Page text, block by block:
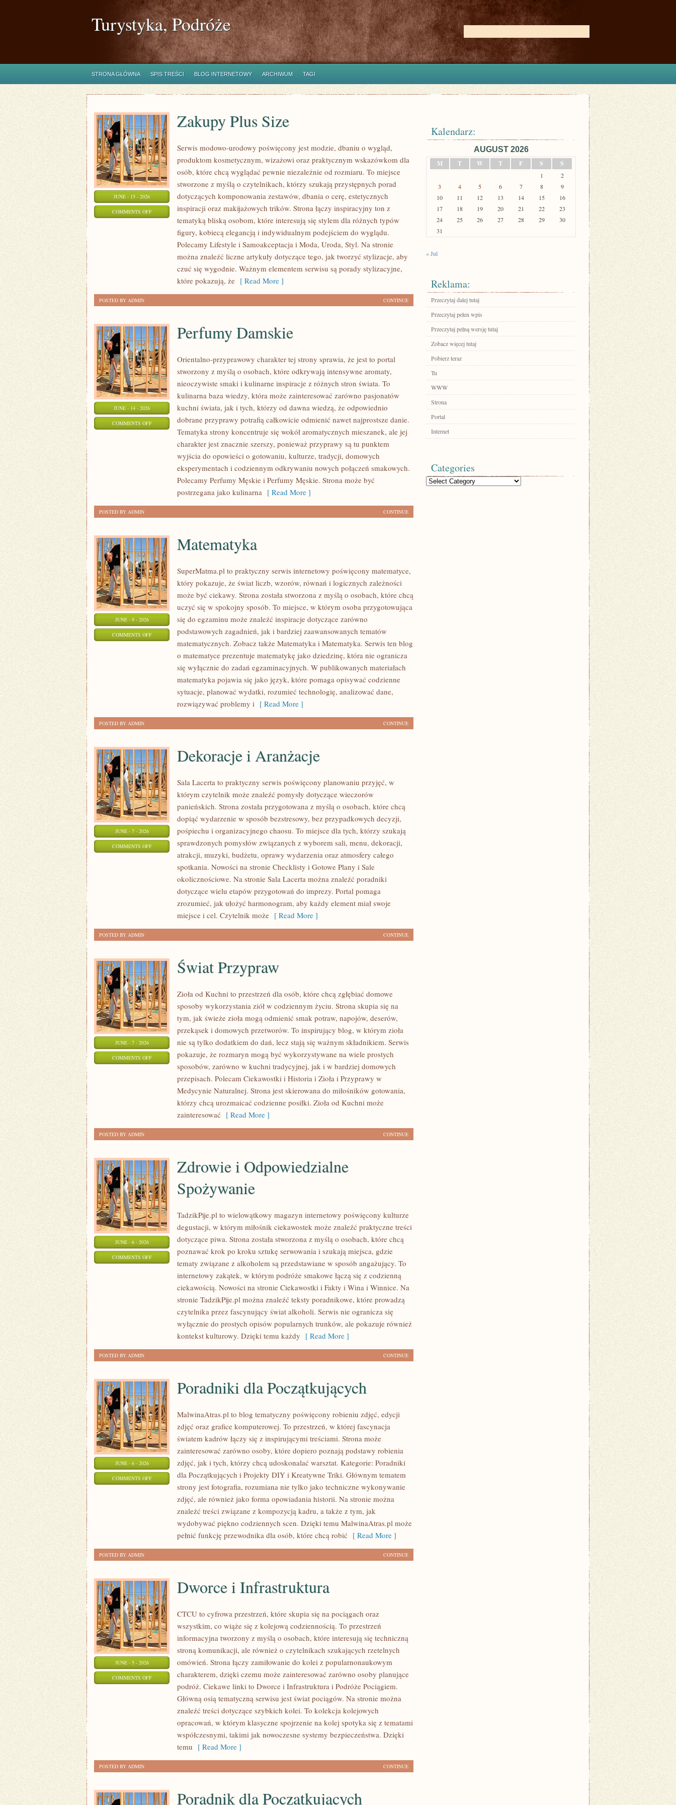
Turystyka, Podróże
STRONA GŁÓWNA SPIS TREŚCI BLOG INTERNETOWY ARCHIWUM TAGI
JUNE - 15 - 2026
COMMENTS OFFON
Zakupy Plus Size
Serwis modowo-urodowy poświęcony jest modzie, dbaniu o wygląd,
produktom kosmetycznym, wizażowi oraz praktycznym wskazówkom dla
osób, które chcą wyglądać pewnie niezależnie od rozmiaru. To miejsce
stworzone z myślą o czytelnikach, którzy szukają przystępnych porad
dotyczących komponowania zestawów, dbania o cerę, estetycznych
inspiracji oraz makijażowych trików. Strona łączy inspiracyjny ton z
tematyką bliską osobom, które interesują się stylem dla różnych typów
figury, kobiecą elegancją i indywidualnym podejściem do wyglądu.
Polecamy Lifestyle i Samoakceptacja i Moda, Uroda, Styl. Na stronie
można znaleźć liczne artykuły dotyczące tego, jak tworzyć stylizacje, aby
czuć się wygodnie. Ważnym elementem serwisu są porady stylizacyjne,
które pokazują, że [ Read More ]
CONTINUE
POSTED BY ADMIN
JUNE - 14 - 2026
COMMENTS OFFON
Perfumy Damskie
Orientalno-przyprawowy charakter tej strony sprawia, że jest to portal
stworzony z myślą o osobach, które odkrywają intensywne aromaty,
nieoczywiste smaki i kulinarne inspiracje z różnych stron świata. To
kulinarna baza wiedzy, która może zainteresować zarówno pasjonatów
kuchni świata, jak i tych, którzy od dawna wiedzą, że odpowiednio
dobrane przyprawy potrafią całkowicie odmienić nawet najprostsze danie.
Tematyka strony koncentruje się wokół aromatycznych mieszanek, ale jej
charakter jest znacznie szerszy, ponieważ przyprawy są tu punktem
wyjścia do opowieści o gotowaniu, kulturze, tradycji, domowych
eksperymentach i codziennym odkrywaniu nowych połączeń smakowych.
Polecamy Perfumy Męskie i Perfumy Męskie. Strona może być
postrzegana jako kulinarna [ Read More ]
CONTINUE
POSTED BY ADMIN
JUNE - 9 - 2026
COMMENTS OFFON
MATEMATYKA
Matematyka
SuperMatma.pl to praktyczny serwis internetowy poświęcony matematyce,
który pokazuje, że świat liczb, wzorów, równań i logicznych zależności
może być ciekawy. Strona została stworzona z myślą o osobach, które chcą
uczyć się w spokojny sposób. To miejsce, w którym osoba przygotowująca
się do egzaminu może znaleźć inspiracje dotyczące zarówno
podstawowych zagadnień, jak i bardziej zaawansowanych tematów
matematycznych. Zobacz także Matematyka i Matematyka. Serwis ten blog
o matematyce prezentuje matematykę jako dziedzinę, która nie ogranicza
się wyłącznie do zadań egzaminacyjnych. W publikowanych materiałach
matematyka pojawia się jako język, które pomaga opisywać codzienne
sytuacje, planować wydatki, rozumieć technologię, analizować dane,
rozwiązywać problemy i [ Read More ]
CONTINUE
POSTED BY ADMIN
JUNE - 7 - 2026
COMMENTS OFFON
DEKORACJE
ARANŻACJE
Dekoracje i Aranżacje
Sala Lacerta to praktyczny serwis poświęcony planowaniu przyjęć, w
którym czytelnik może znaleźć pomysły dotyczące wieczorów
panieńskich. Strona została przygotowana z myślą o osobach, które chcą
dopiąć wydarzenie w sposób bezstresowy, bez przypadkowych decyzji,
pośpiechu i organizacyjnego chaosu. To miejsce dla tych, którzy szukają
sprawdzonych pomysłów związanych z wyborem sali, menu, dekoracji,
atrakcji, muzyki, budżetu, oprawy wydarzenia oraz atmosfery całego
spotkania. Nowości na stronie Checklisty i Gotowe Plany i Sale
okolicznościowe. Na stronie Sala Lacerta można znaleźć poradniki
dotyczące wielu etapów przygotowań do imprezy. Portal pomaga
zrozumieć, jak ułożyć harmonogram, aby każdy element miał swoje
miejsce i cel. Czytelnik może [ Read More ]
CONTINUE
POSTED BY ADMIN
JUNE - 7 - 2026
COMMENTS OFFON
PRZYPRAW
Świat Przypraw
Zioła od Kuchni to przestrzeń dla osób, które chcą zgłębiać domowe
sposoby wykorzystania ziół w codziennym życiu. Strona skupia się na
tym, jak świeże zioła mogą odmienić smak potraw, napojów, deserów,
przekąsek i domowych przetworów. To inspirujący blog, w którym zioła
nie są tylko dodatkiem do dań, lecz stają się ważnym składnikiem. Serwis
pokazuje, że rozmaryn mogą być wykorzystywane na wiele prostych
sposobów, zarówno w kuchni tradycyjnej, jak i w bardziej domowych
przepisach. Polecam Ciekawostki i Historia i Zioła i Przyprawy w
Medycynie Naturalnej. Strona jest skierowana do miłośników gotowania,
którzy chcą urozmaicać codzienne posiłki. Zioła od Kuchni może
zainteresować [ Read More ]
CONTINUE
POSTED BY ADMIN
JUNE - 6 - 2026
COMMENTS OFFON
Zdrowie i Odpowiedzialne
Spożywanie
TadzikPije.pl to wielowątkowy magazyn internetowy poświęcony kulturze
degustacji, w którym miłośnik ciekawostek może znaleźć praktyczne treści
dotyczące piwa. Strona została stworzona z myślą o osobach, które chcą
poznawać krok po kroku sztukę serwowania i szukają miejsca, gdzie
tematy związane z alkoholem są przedstawiane w sposób angażujący. To
internetowy zakątek, w którym podróże smakowe łączą się z codzienną
ciekawością. Nowości na stronie Ciekawostki i Fakty i Wina i Winnice. Na
stronie TadzikPije.pl można znaleźć teksty poradnikowe, które prowadzą
czytelnika przez fascynujący świat alkoholi. Serwis nie ogranicza się
wyłącznie do prostych opisów popularnych trunków, ale pokazuje również
kontekst kulturowy. Dzięki temu każdy [ Read More ]
CONTINUE
POSTED BY ADMIN
JUNE - 6 - 2026
COMMENTS OFFON
PORADNIKI
POCZĄTKUJĄCYCH
Poradniki dla Początkujących
MalwinaAtras.pl to blog tematyczny poświęcony robieniu zdjęć, edycji
zdjęć oraz grafice komputerowej. To przestrzeń, w której fascynacja
światem kadrów łączy się z inspirującymi treściami. Strona może
zainteresować zarówno osoby, które dopiero poznają podstawy robienia
zdjęć, jak i tych, którzy chcą udoskonalać warsztat. Kategorie: Poradniki
dla Początkujących i Projekty DIY i Kreatywne Triki. Głównym tematem
strony jest fotografia, rozumiana nie tylko jako techniczne wykonywanie
zdjęć, ale również jako forma opowiadania historii. Na stronie można
znaleźć treści związane z kompozycją kadru, a także z tym, jak
wydobywać piękno codziennych scen. Dzięki temu MalwinaAtras.pl może
pełnić funkcję przewodnika dla osób, które chcą robić [ Read More ]
CONTINUE
POSTED BY ADMIN
JUNE - 5 - 2026
COMMENTS OFFON
INFRASTRUKTURA
Dworce i Infrastruktura
CTCU to cyfrowa przestrzeń, które skupia się na pociągach oraz
wszystkim, co wiąże się z kolejową codziennością. To przestrzeń
informacyjna tworzony z myślą o osobach, które interesują się techniczną
stroną komunikacji, ale również o czytelnikach szukających rzetelnych
omówień. Strona łączy zamiłowanie do kolei z popularnonaukowym
charakterem, dzięki czemu może zainteresować zarówno osoby planujące
podróż. Ciekawe linki to Dworce i Infrastruktura i Podróże Pociągiem.
Główną osią tematyczną serwisu jest świat pociągów. Na stronie można
znaleźć treści dotyczące szybkich kolei. To kolekcja kolejowych
opracowań, w którym klasyczne spojrzenie na kolej spotyka się z tematami
współczesnymi, takimi jak nowoczesne systemy bezpieczeństwa. Dzięki
temu [ Read More ]
CONTINUE
POSTED BY ADMIN
Poradnik dla Początkujących
Kalendarz:
AUGUST 2026
M
T W T F S S
1
2
3
4 5 6 7 8
9
10
11 12 13 14 15
16
17
18 19 20 21 22
23
24
25 26 27 28 29
30
31
« Jul
Reklama:
Przeczytaj dalej tutaj
Przeczytaj pełen wpis
Przeczytaj pełną wersję tutaj
Zobacz więcej tutaj
Pobierz teraz
Tu
WWW
Strona
Portal
Internet
Categories
Categories